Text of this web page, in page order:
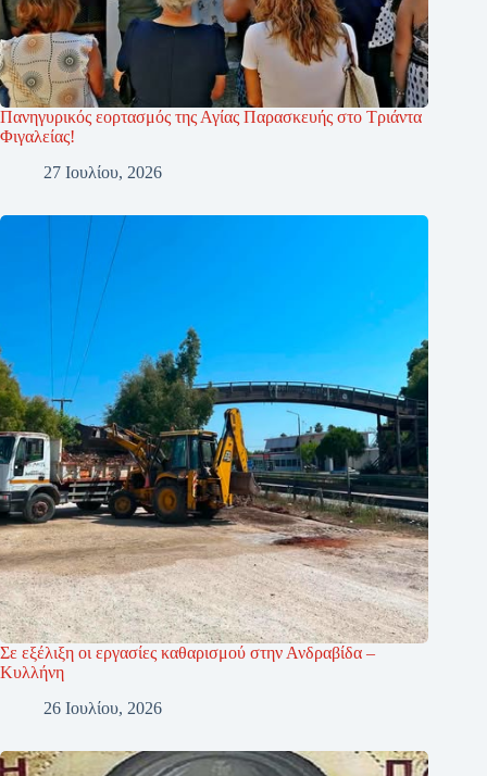
Πανηγυρικός εορτασμός της Αγίας Παρασκευής στο Τριάντα
Φιγαλείας!
27 Ιουλίου, 2026
Σε εξέλιξη οι εργασίες καθαρισμού στην Ανδραβίδα –
Κυλλήνη
26 Ιουλίου, 2026